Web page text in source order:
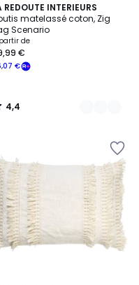
REDOUTE INTERIEURS
matelassé coton, Zig
Scenario
de
€
€
5
4,4